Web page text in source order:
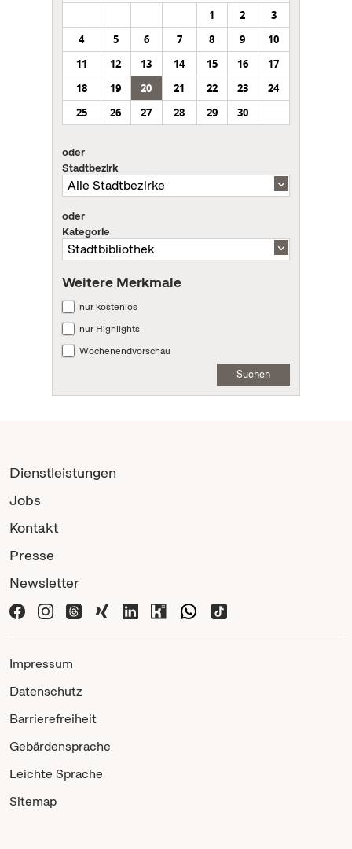
1
2
3
4
5 6 7 8 9
10
11
12 13 14 15 16
17
18
19 20 21 22 23
24
25
26 27 28 29 30
oder
Stadtbezirk
oder
Kategorie
Weitere Merkmale
nur kostenlos
nur Highlights
Wochenendvorschau
Suchen
Dienstleistungen
Jobs
Kontakt
Presse
Newsletter
Impressum
Datenschutz
Barrierefreiheit
Gebärdensprache
Leichte Sprache
Sitemap